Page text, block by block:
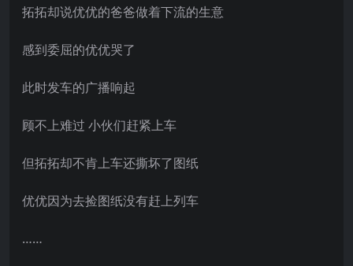
拓拓却说优优的爸爸做着下流的生意
感到委屈的优优哭了
此时发车的广播响起
顾不上难过 小伙们赶紧上车
但拓拓却不肯上车还撕坏了图纸
优优因为去捡图纸没有赶上列车
……